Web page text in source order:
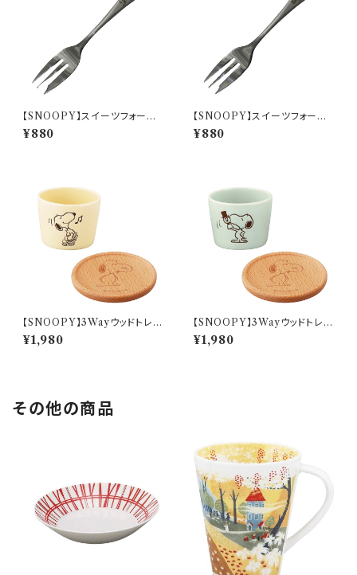
【SNOOPY】スイーツフォーク
(パペットショー)【SN3200】SN
3202-851
¥880
【SNOOPY】スイーツフォーク
(ジョー・クール)【SN3200】SN
3203-851
¥880
【SNOOPY】3Wayウッドトレー
とカップ(バニラ)【SN3200】SN
3201-339C
¥1,980
【SNOOPY】3Wayウッドトレー
とカップ(ミント)【SN3200】SN
3202-339C
¥1,980
その他の商品